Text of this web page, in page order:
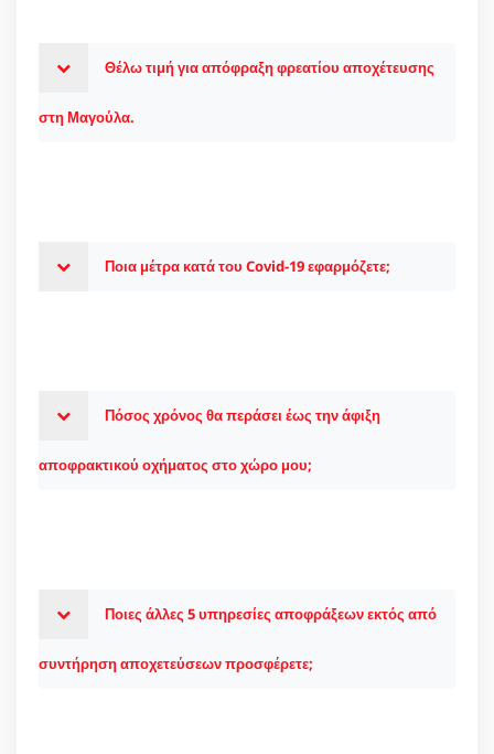
Θέλω τιμή για απόφραξη φρεατίου αποχέτευσης
στη Μαγούλα.
Ποια μέτρα κατά του Covid-19 εφαρμόζετε;
Πόσος χρόνος θα περάσει έως την άφιξη
αποφρακτικού οχήματος στο χώρο μου;
Ποιες άλλες 5 υπηρεσίες αποφράξεων εκτός από
συντήρηση αποχετεύσεων προσφέρετε;